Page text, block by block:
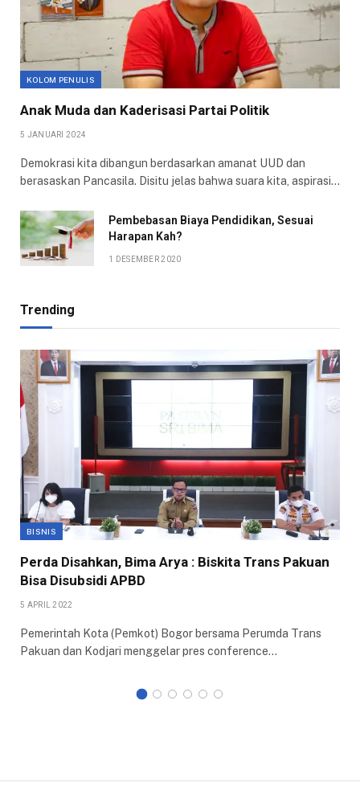
KOLOM PENULIS
Anak Muda dan Kaderisasi Partai Politik
5 JANUARI 2024
Demokrasi kita dibangun berdasarkan amanat UUD dan
berasaskan Pancasila. Disitu jelas bahwa suara kita, aspirasi…
Pembebasan Biaya Pendidikan, Sesuai
Harapan Kah?
1 DESEMBER 2020
Trending
BISNIS
Perda Disahkan, Bima Arya : Biskita Trans Pakuan
Bisa Disubsidi APBD
5 APRIL 2022
Pemerintah Kota (Pemkot) Bogor bersama Perumda Trans
Pakuan dan Kodjari menggelar pres conference…